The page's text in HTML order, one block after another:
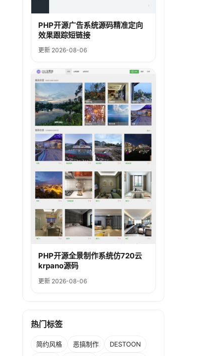
PHP开源广告系统源码精准定向
效果跟踪短链接
更新 2026-08-06
PHP开源全景制作系统仿720云
krpano源码
更新 2026-08-06
热门标签
简约风格 恶搞制作 DESTOON